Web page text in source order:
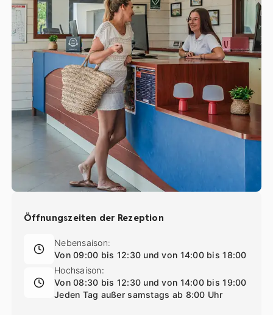
Öffnungszeiten der Rezeption
Nebensaison:
Von 09:00 bis 12:30 und von 14:00 bis 18:00
Hochsaison:
Von 08:30 bis 12:30 und von 14:00 bis 19:00
Jeden Tag außer samstags ab 8:00 Uhr